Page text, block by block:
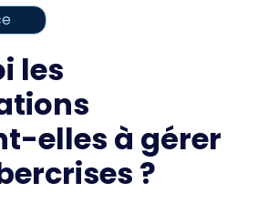
les
elles à gérer
?